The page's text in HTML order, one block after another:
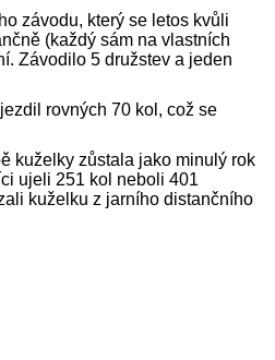
závodu, který se letos kvůli
(každý sám na vlastních
Závodilo 5 družstev a jeden
rovných 70 kol, což se
kuželky zůstala jako minulý rok
ujeli 251 kol neboli 401
kuželku z jarního distančního